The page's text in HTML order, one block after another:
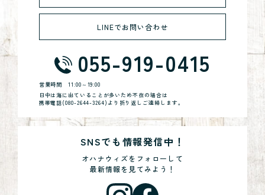
LINEでお問い合わせ
055-919-0415
営業時間11:00～19:00
日中は海に出ていることが多いため不在の場合は
携帯電話(080-2644-3264)より折り返しご連絡します。
SNSでも情報発信中！
オハナウィズをフォローして
最新情報を見てみよう！